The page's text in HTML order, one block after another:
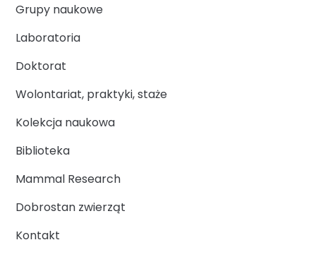
Grupy naukowe
Laboratoria
Doktorat
Wolontariat, praktyki, staże
Kolekcja naukowa
Biblioteka
Mammal Research
Dobrostan zwierząt
Kontakt